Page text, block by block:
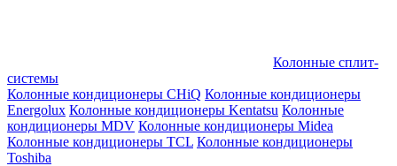
Колонные сплит-
системы
Колонные кондиционеры CHiQ Колонные кондиционеры
Energolux Колонные кондиционеры Kentatsu Колонные
кондиционеры MDV Колонные кондиционеры Midea
Колонные кондиционеры TCL Колонные кондиционеры
Toshiba